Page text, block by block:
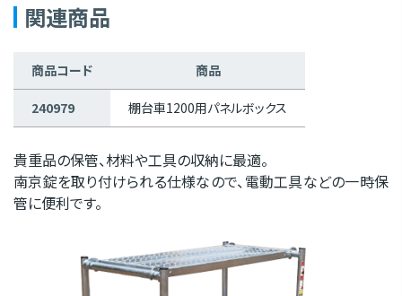
関連商品
商品コード 商品
240979 棚台車1200用パネルボックス
貴重品の保管、材料や工具の収納に最適。
南京錠を取り付けられる仕様なので、電動工具などの一時保
管に便利です。